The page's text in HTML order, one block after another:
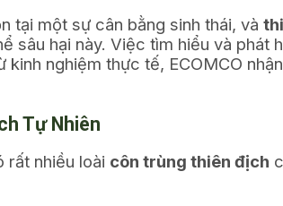
tại một sự cân bằng sinh thái, và
sâu hại này. Việc tìm hiểu và
kinh nghiệm thực tế, ECOMCO
Tự Nhiên
rất nhiều loài côn trùng thiên địch